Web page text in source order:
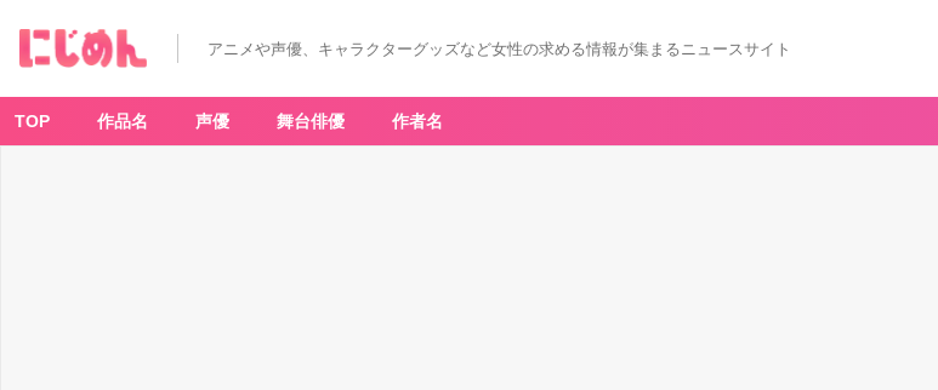
アニメや声優、キャラクターグッズなど女性の求める情報が集まるニュースサイト
TOP 作品名 声優 舞台俳優 作者名